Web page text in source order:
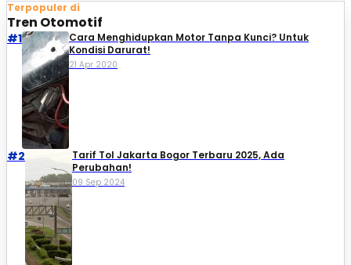
Terpopuler di
Tren Otomotif
#1
Cara Menghidupkan Motor Tanpa Kunci? Untuk
Kondisi Darurat!
21 Apr 2020
#2
Tarif Tol Jakarta Bogor Terbaru 2025, Ada
Perubahan!
09 Sep 2024